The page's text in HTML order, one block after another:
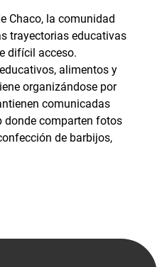
Chaco, la comunidad
trayectorias educativas
difícil acceso.
alimentos y
organizándose por
comunicadas
donde comparten fotos
de barbijos,